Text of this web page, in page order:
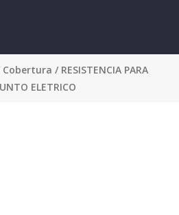
Cobertura / RESISTENCIA PARA
ELETRICO